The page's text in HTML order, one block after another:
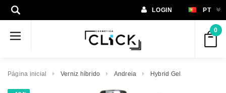
LOGIN PT
0
Página inicial Verniz híbrido Andreia Hybrid Gel